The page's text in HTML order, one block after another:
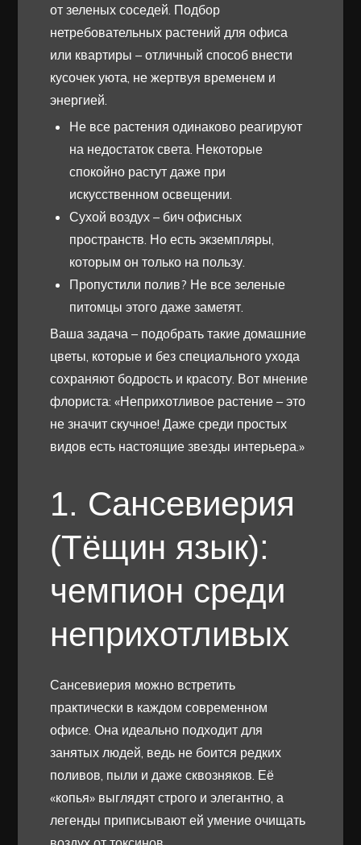
от зеленых соседей. Подбор
нетребовательных растений для офиса
или квартиры – отличный способ внести
кусочек уюта, не жертвуя временем и
энергией.
Не все растения одинаково реагируют
на недостаток света. Некоторые
спокойно растут даже при
искусственном освещении.
Сухой воздух – бич офисных
пространств. Но есть экземпляры,
которым он только на пользу.
Пропустили полив? Не все зеленые
питомцы этого даже заметят.
Ваша задача – подобрать такие домашние
цветы, которые и без специального ухода
сохраняют бодрость и красоту. Вот мнение
флориста: «Неприхотливое растение – это
не значит скучное! Даже среди простых
видов есть настоящие звезды интерьера.»
1. Сансевиерия
(Тёщин язык):
чемпион среди
неприхотливых
Сансевиерия можно встретить
практически в каждом современном
офисе. Она идеально подходит для
занятых людей, ведь не боится редких
поливов, пыли и даже сквозняков. Её
«копья» выглядят строго и элегантно, а
легенды приписывают ей умение очищать